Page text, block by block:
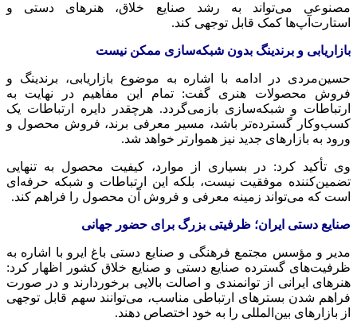
مصنوعی می‌تواند به رشد صنایع خلاق، هنرهای دستی و
استارت‌آپ‌ها کمک قابل توجهی کند.
بازاریابی و برندینگ بدون شبکه‌سازی ممکن نیست
حسین‌مردی در ادامه با اشاره به موضوع بازاریابی، برندینگ و
فروش محصولات هنری گفت: تمام این مفاهیم در نهایت به
ارتباطات و شبکه‌سازی بازمی‌گردد. هرچقدر دایره ارتباطات یک
کسب‌وکار گسترده‌تر باشد، مسیر معرفی برند، فروش محصول و
ورود به بازارهای جدید نیز هموارتر خواهد شد.
وی تأکید کرد: در بسیاری از موارد، کیفیت محصول به تنهایی
تضمین‌کننده موفقیت نیست، بلکه این ارتباطات و شبکه حرفه‌ای
است که می‌تواند زمینه معرفی و فروش آن محصول را فراهم کند.
صنایع دستی ایران؛ ظرفیتی بزرگ برای حضور جهانی
مدیر و مؤسس مجتمع فرهنگی و صنایع دستی باغ ایرو با اشاره به
ظرفیت‌های گسترده صنایع دستی و صنایع خلاق کشور اظهار کرد:
هنرهای ایرانی از توانمندی و اصالت بالایی برخوردارند و در صورت
فراهم شدن بسترهای ارتباطی مناسب، می‌توانند سهم قابل توجهی
از بازارهای بین‌المللی را به خود اختصاص دهند.